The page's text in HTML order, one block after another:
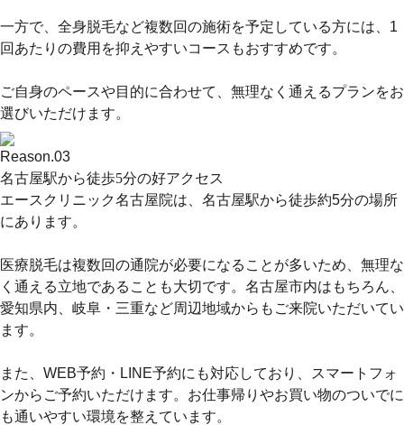
一方で、全身脱毛など複数回の施術を予定している方には、1
回あたりの費用を抑えやすいコースもおすすめです。
ご自身のペースや目的に合わせて、無理なく通えるプランをお
選びいただけます。
Reason.03
名古屋駅から徒歩5分の好アクセス
エースクリニック名古屋院は、 名古屋駅から徒歩約5分の場所
にあります。
医療脱毛は複数回の通院が必要になることが多いため、無理な
く通える立地であることも大切です。 名古屋市内はもちろん、
愛知県内、岐阜・三重など周辺地域からもご来院いただいてい
ます。
また、WEB予約・LINE予約にも対応しており、スマートフォ
ンからご予約いただけます。お仕事帰りやお買い物のついでに
も通いやすい環境を整えています。